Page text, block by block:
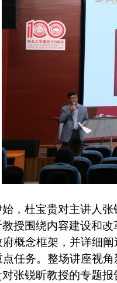
，杜宝贵对主讲人张
授围绕内容建设和
概念框架 ，并详细
任务。整场讲座视
张锐昕教授的专题